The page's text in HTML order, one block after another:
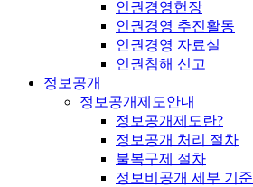
인권경영헌장
인권경영 추진활동
인권경영 자료실
인권침해 신고
정보공개
정보공개제도안내
정보공개제도란?
정보공개 처리 절차
불복구제 절차
정보비공개 세부 기준